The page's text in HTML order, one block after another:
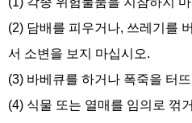
(2) 담배를 피우거나, 쓰레기를
서 소변을 보지 마십시오.
(3) 바베큐를 하거나 폭죽을 터
(4) 식물 또는 열매를 임의로 꺾